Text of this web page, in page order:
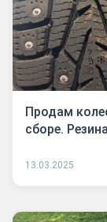
Продам
сборе. Резина
13.03.2025